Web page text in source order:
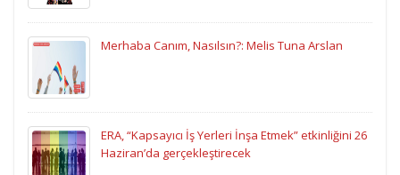
Merhaba Canım, Nasılsın?: Melis Tuna Arslan
ERA, “Kapsayıcı İş Yerleri İnşa Etmek” etkinliğini 26
Haziran’da gerçekleştirecek